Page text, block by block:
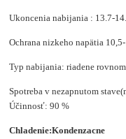
Ukoncenia nabijania : 13.7-
Ochrana nizkeho napätia
Typ nabijania: riadene
Spotreba v nezapnutom
Účinnosť: 90 %
Chladenie:Kondenzacne